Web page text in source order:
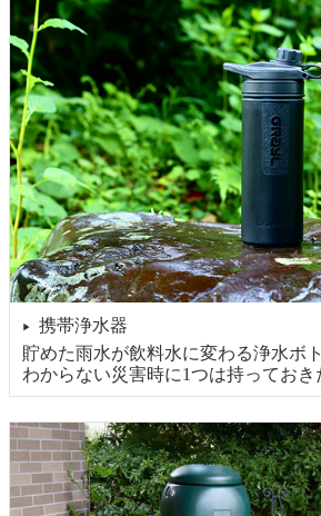
▶
携帯浄水器
貯めた雨水が飲料水に変わる浄水ボ
わからない災害時に1つは持っておき